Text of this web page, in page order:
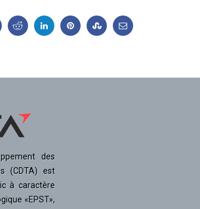
des
(CDTA) est
à caractère
«EPST»,